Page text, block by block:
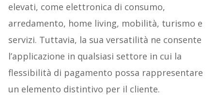
elevati, come elettronica di consumo,
arredamento, home living, mobilità, turismo e
servizi. Tuttavia, la sua versatilità ne consente
l’applicazione in qualsiasi settore in cui la
flessibilità di pagamento possa rappresentare
un elemento distintivo per il cliente.